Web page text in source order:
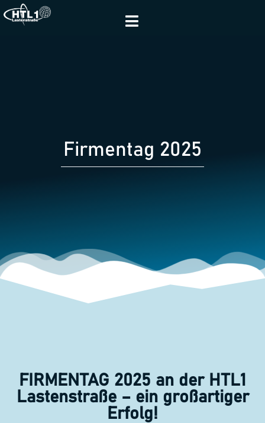
Firmentag 2025
FIRMENTAG 2025 an der HTL1
Lastenstraße – ein großartiger
Erfolg!